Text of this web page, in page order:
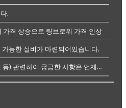
.
격 상승으로 링브로워 가격 인상
능한 설비가 마련되어있습니다.
당사의 사업품목(에어나이프 등) 관련하여 궁금한 사항은 언제든전화나, 메...